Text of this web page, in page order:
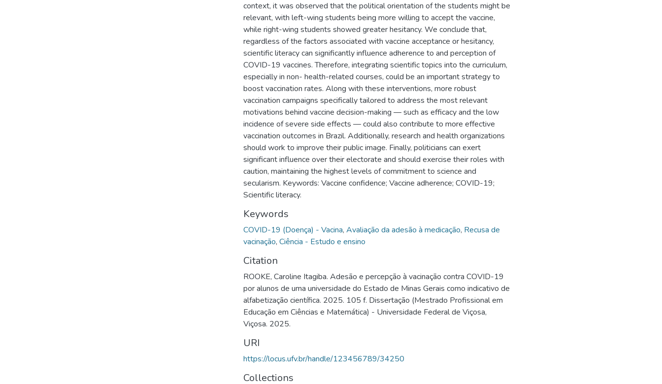
context, it was observed that the political orientation of the students might be
relevant, with left-wing students being more willing to accept the vaccine,
while right-wing students showed greater hesitancy. We conclude that,
regardless of the factors associated with vaccine acceptance or hesitancy,
scientific literacy can significantly influence adherence to and perception of
COVID-19 vaccines. Therefore, integrating scientific topics into the curriculum,
especially in non- health-related courses, could be an important strategy to
boost vaccination rates. Along with these interventions, more robust
vaccination campaigns specifically tailored to address the most relevant
motivations behind vaccine decision-making — such as efficacy and the low
incidence of severe side effects — could also contribute to more effective
vaccination outcomes in Brazil. Additionally, research and health organizations
should work to improve their public image. Finally, politicians can exert
significant influence over their electorate and should exercise their roles with
caution, maintaining the highest levels of commitment to science and
secularism. Keywords: Vaccine confidence; Vaccine adherence; COVID-19;
Scientific literacy.
Keywords
COVID-19 (Doença) - Vacina, Avaliação da adesão à medicação, Recusa de
vacinação, Ciência - Estudo e ensino
Citation
ROOKE, Caroline Itagiba. Adesão e percepção à vacinação contra COVID-19
por alunos de uma universidade do Estado de Minas Gerais como indicativo de
alfabetização científica. 2025. 105 f. Dissertação (Mestrado Profissional em
Educação em Ciências e Matemática) - Universidade Federal de Viçosa,
Viçosa. 2025.
URI
https://locus.ufv.br/handle/123456789/34250
Collections